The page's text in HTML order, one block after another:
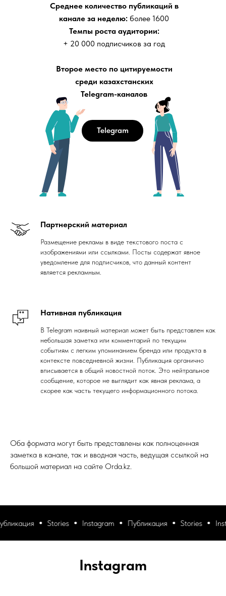
Среднее количество публикаций в
канале за неделю: более 1600
Темпы роста аудитории:
+ 20 000 подписчиков за год
Второе место по цитируемости
среди казахстанских
Telegram-каналов
Telegram
Партнерский материал
Размещение рекламы в виде текстового поста с
изображениями или ссылками. Посты содержат явное
уведомление для подписчиков, что данный контент
является рекламным.
Нативная публикация
В Telegram наивный материал может быть представлен как
небольшая заметка или комментарий по текущим
событиям с легким упоминанием бренда или продукта в
контексте повседневной жизни. Публикация органично
вписывается в общий новостной поток. Это нейтральное
сообщение, которое не выглядит как явная реклама, а
скорее как часть текущего информационного потока.
Оба формата могут быть представлены как полноценная
заметка в канале, так и вводная часть, ведущая ссылкой на
большой материал на сайте Orda.kz.
Stories Instagram Публикация Stories
Instagram